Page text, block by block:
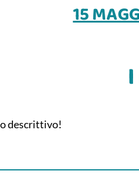
15
descrittivo!